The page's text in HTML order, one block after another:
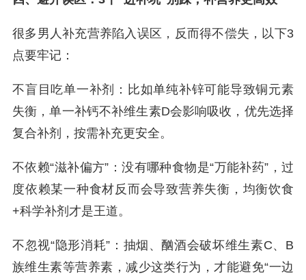
很多男人补充营养陷入误区，反而得不偿失，以下3
点要牢记：
不盲目吃单一补剂：比如单纯补锌可能导致铜元素
失衡，单一补钙不补维生素D会影响吸收，优先选择
复合补剂，按需补充更安全。
不依赖“滋补偏方”：没有哪种食物是“万能补药”，过
度依赖某一种食材反而会导致营养失衡，均衡饮食
+科学补剂才是王道。
不忽视“隐形消耗”：抽烟、酗酒会破坏维生素C、B
族维生素等营养素，减少这类行为，才能避免“一边